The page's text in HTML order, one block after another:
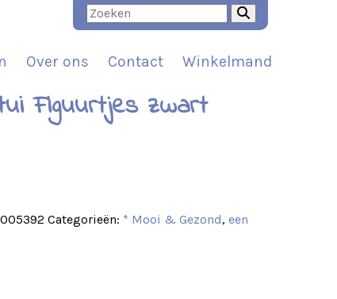
Over ons Contact Winkelmand
Figuurtjes zwart
Categorieën: * Mooi & Gezond,een